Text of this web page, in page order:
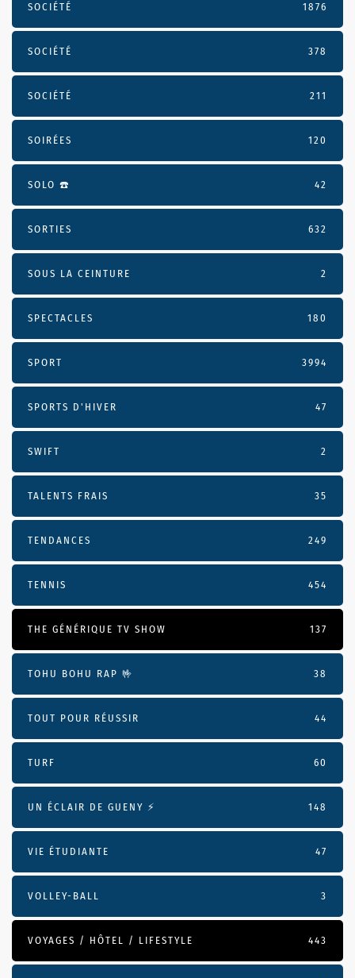
SOCIÉTÉ 1876
SOCIÉTÉ 378
SOCIÉTÉ 211
SOIRÉES 120
SOLO ☎️ 42
SORTIES 632
SOUS LA CEINTURE 2
SPECTACLES 180
SPORT 3994
SPORTS D'HIVER 47
SWIFT 2
TALENTS FRAIS 35
TENDANCES 249
TENNIS 454
THE GÉNÉRIQUE TV SHOW 137
TOHU BOHU RAP 🤟 38
TOUT POUR RÉUSSIR 44
TURF 60
UN ÉCLAIR DE GUENY ⚡️ 148
VIE ÉTUDIANTE 47
VOLLEY-BALL 3
VOYAGES / HÔTEL / LIFESTYLE 443